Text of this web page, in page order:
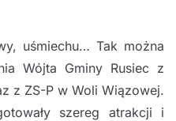
uśmiechu… Tak można
Wójta Gminy Rusiec z
z ZS-P w Woli Wiązowej.
szereg atrakcji i